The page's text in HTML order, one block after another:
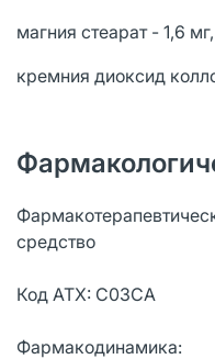
магния стеарат - 1,6 мг,
кремния диоксид
средство
Код АТХ: C03CA
Фармакодинамика: